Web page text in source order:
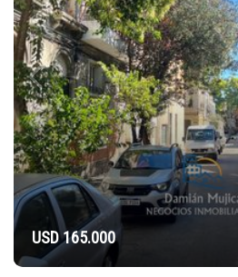
USD 165.000